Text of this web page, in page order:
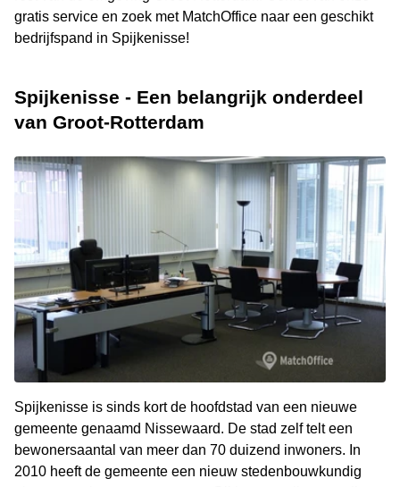
gratis service en zoek met MatchOffice naar een geschikt
bedrijfspand in Spijkenisse!
Spijkenisse - Een belangrijk onderdeel
van Groot-Rotterdam
Spijkenisse is sinds kort de hoofdstad van een nieuwe
gemeente genaamd Nissewaard. De stad zelf telt een
bewonersaantal van meer dan 70 duizend inwoners. In
2010 heeft de gemeente een nieuw stedenbouwkundig